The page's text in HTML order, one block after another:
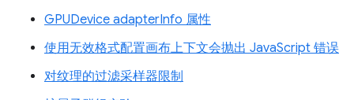
GPUDevice adapterInfo 属性
使用无效格式配置画布上下文会抛出 JavaScript 错误
对纹理的过滤采样器限制